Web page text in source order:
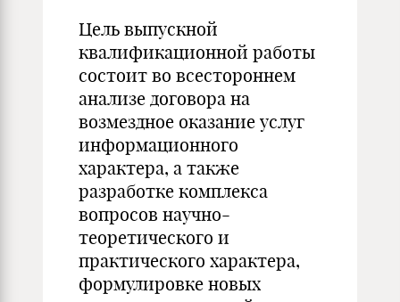
Цель выпускной
квалификационной работы
состоит во всестороннем
анализе договора на
возмездное оказание услуг
информационного
характера, а также
разработке комплекса
вопросов научно-
теоретического и
практического характера,
формулировке новых